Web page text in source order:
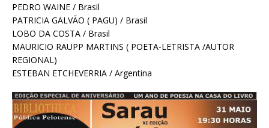
PEDRO WAINE / Brasil
PATRICIA GALVÃO ( PAGU) / Brasil
LOBO DA COSTA / Brasil
MAURICIO RAUPP MARTINS ( POETA-LETRISTA /AUTOR
REGIONAL)
ESTEBAN ETCHEVERRIA / Argentina